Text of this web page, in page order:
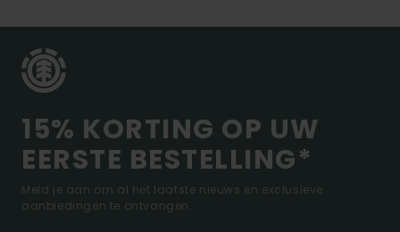
15% KORTING OP UW
EERSTE BESTELLING*
Meld je aan om al het laatste nieuws en exclusieve
aanbiedingen te ontvangen.